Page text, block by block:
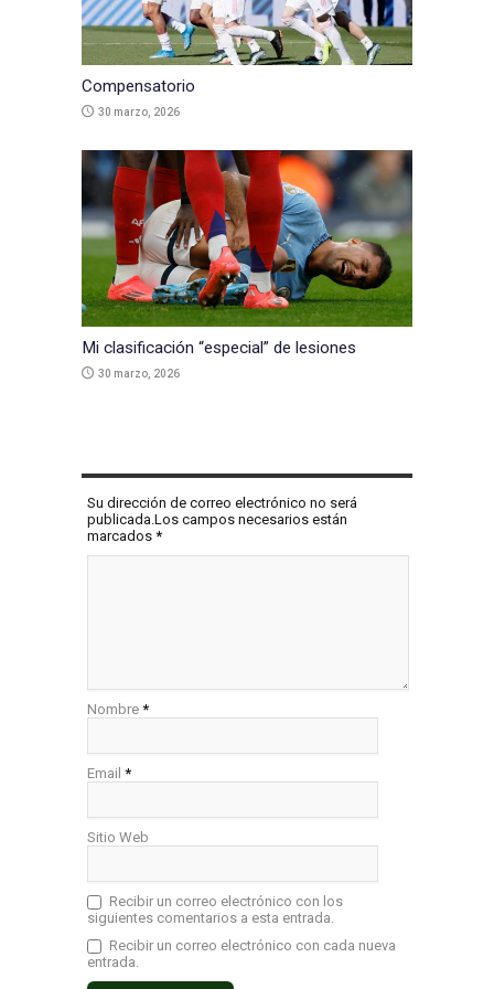
Compensatorio
30 marzo, 2026
Mi clasificación “especial” de lesiones
30 marzo, 2026
Su dirección de correo electrónico no será
publicada.Los campos necesarios están
marcados *
Nombre *
Email *
Sitio Web
Recibir un correo electrónico con los
siguientes comentarios a esta entrada.
Recibir un correo electrónico con cada nueva
entrada.